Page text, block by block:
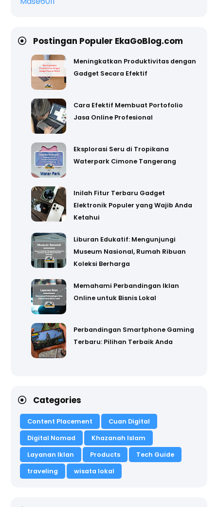
Postingan Populer EkaGoBlog.com
Meningkatkan Produktivitas dengan
Gadget Secara Efektif
Cara Efektif Membuat Portofolio
Jasa Online Profesional
Eksplorasi Seru di Tropikana
Waterpark Cimone Tangerang
Inilah Fitur Terbaru Gadget
Elektronik Populer yang Wajib Anda
Ketahui
Liburan Edukatif: Mengunjungi
Museum Nasional, Rumah Ribuan
Koleksi Berharga
Memahami Perbandingan Iklan
Online untuk Bisnis Lokal
Perbandingan Smartphone Gaming
Terbaru: Pilihan Terbaik Anda
Categories
Content Placement
Cuan Digital
Digital Nomad
Khazanah Islam
Layanan Iklan
Products
Tech Guide
traveling
wisata lokal